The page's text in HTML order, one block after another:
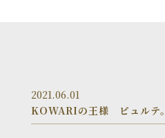
2021.06.01
KOWARIの王様 ピュルテ。